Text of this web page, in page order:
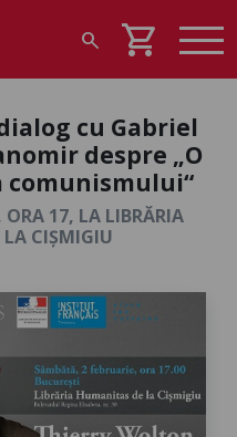
search shopping_cart
cu Gabriel
despre „O
comunismului“
ORA 17, LA LIBRĂRIA
CIȘMIGIU